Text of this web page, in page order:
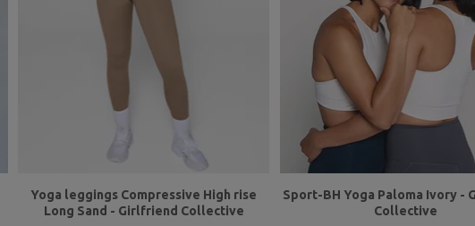
Yoga leggings Compressive High rise
Long Sand - Girlfriend Collective
Sport-BH Yoga Paloma Ivory -
Collective